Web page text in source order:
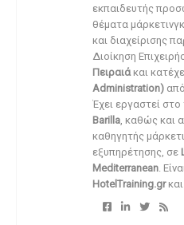
εκπαιδευτής
θέματα
και διαχείρισης
Διοίκηση
Πειραιάκαι
Administration)
Έχει εργαστεί στο
Barilla, καθώς και
καθηγητής
εξυπηρέτησης, σε
Mediterranean.
HotelTraining.gr